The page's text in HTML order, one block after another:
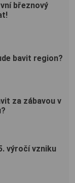
březnový
bavit region?
za zábavou v
výročí vzniku